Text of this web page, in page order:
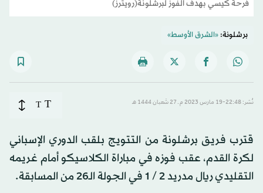
فرحة كيسي بهدف الفوز لبرشلونة(رويترز)
برشلونة:«الشرق الأوسط»
نُشر: 22:48-19 مارس 2023 م ـ 27 شَعبان 1444 هـ T
T
قترب فريق برشلونة من التتويج بلقب الدوري الإسباني
لكرة القدم، عقب فوزه في مباراة الكلاسيكو أمام غريمه
التقليدي ريال مدريد 2 / 1 في الجولة الـ26 من المسابقة.